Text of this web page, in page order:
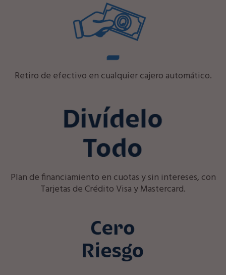
Retiro de efectivo en cualquier cajero automático.
Plan de financiamiento en cuotas y sin intereses, con
Tarjetas de Crédito Visa y Mastercard.